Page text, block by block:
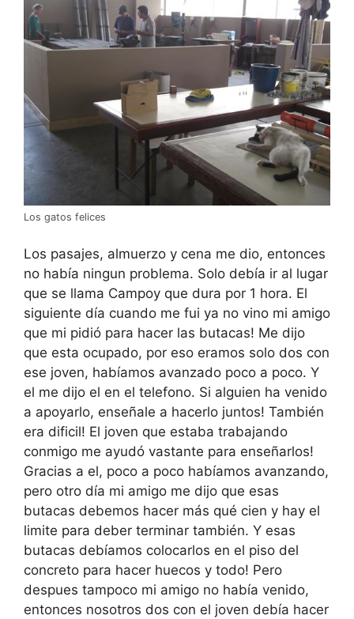
Los gatos felices
Los pasajes, almuerzo y cena me dio, entonces
no había ningun problema. Solo debía ir al lugar
que se llama Campoy que dura por 1 hora. El
siguiente día cuando me fui ya no vino mi amigo
que mi pidió para hacer las butacas! Me dijo
que esta ocupado, por eso eramos solo dos con
ese joven, habíamos avanzado poco a poco. Y
el me dijo el en el telefono. Si alguien ha venido
a apoyarlo, enseñale a hacerlo juntos! También
era dificil! El joven que estaba trabajando
conmigo me ayudó vastante para enseñarlos!
Gracias a el, poco a poco habíamos avanzando,
pero otro día mi amigo me dijo que esas
butacas debemos hacer más qué cien y hay el
limite para deber terminar también. Y esas
butacas debíamos colocarlos en el piso del
concreto para hacer huecos y todo! Pero
despues tampoco mi amigo no había venido,
entonces nosotros dos con el joven debía hacer